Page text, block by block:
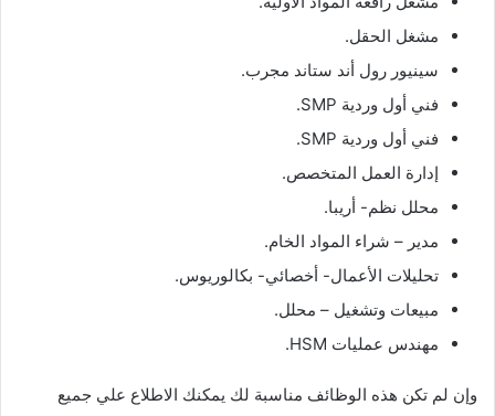
مشغل الحقل.
سينيور رول أند ستاند مجرب.
فني أول وردية SMP.
فني أول وردية SMP.
إدارة العمل المتخصص.
محلل نظم- أريبا.
مدير – شراء المواد الخام.
تحليلات الأعمال- أخصائي- بكالوريوس.
مبيعات وتشغيل – محلل.
مهندس عمليات HSM.
وإن لم تكن هذه الوظائف مناسبة لك يمكنك الاطلاع علي جميع